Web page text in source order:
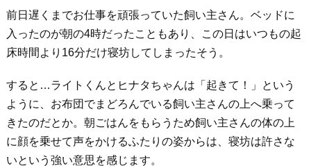
前日遅くまでお仕事を頑張っていた飼い主さん。ベッドに
入ったのが朝の4時だったこともあり、この日はいつもの起
床時間より16分だけ寝坊してしまったそう。
すると…ライトくんとヒナタちゃんは「起きて！」という
ように、お布団でまどろんでいる飼い主さんの上へ乗って
きたのだとか。朝ごはんをもらうため飼い主さんの体の上
に顔を乗せて声をかけるふたりの姿からは、寝坊は許さな
いという強い意思を感じます。